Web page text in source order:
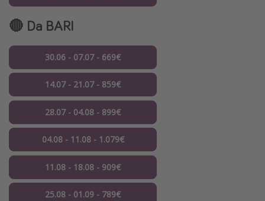
🔴 Da BARI
30.06 - 07.07 - 669€
14.07 - 21.07 - 859€
28.07 - 04.08 - 899€
04.08 - 11.08 - 1.079€
11.08 - 18.08 - 909€
25.08 - 01.09 - 789€